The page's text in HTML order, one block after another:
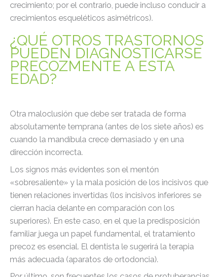
crecimiento; por el contrario, puede incluso conducir a
crecimientos esqueléticos asimétricos).
¿QUÉ OTROS TRASTORNOS
PUEDEN DIAGNOSTICARSE
PRECOZMENTE A ESTA
EDAD?
Otra maloclusión que debe ser tratada de forma
absolutamente temprana (antes de los siete años) es
cuando la mandíbula crece demasiado y en una
dirección incorrecta.
Los signos más evidentes son el mentón
«sobresaliente» y la mala posición de los incisivos que
tienen relaciones invertidas (los incisivos inferiores se
cierran hacia delante en comparación con los
superiores). En este caso, en el que la predisposición
familiar juega un papel fundamental, el tratamiento
precoz es esencial. El dentista le sugerirá la terapia
más adecuada (aparatos de ortodoncia).